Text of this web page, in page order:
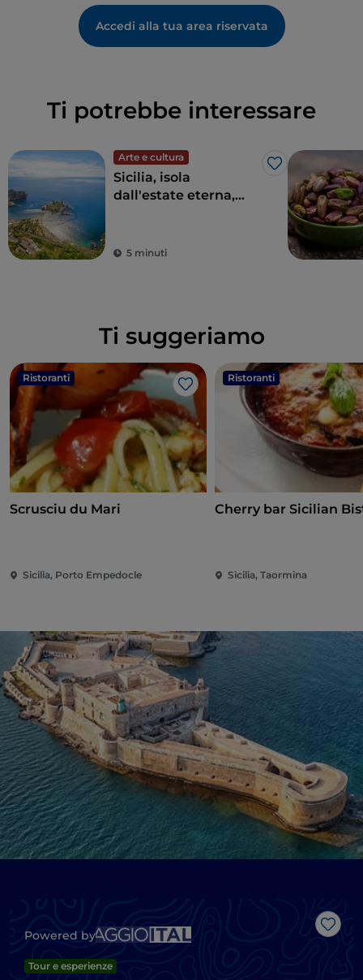
Accedi alla tua area riservata
Ti potrebbe interessare
Arte e cultura
Like
Sicilia, isola
dall'estate eterna,
5 minuti
Ti suggeriamo
Ristoranti
Like
Scrusciu du Mari
Sicilia, Porto Empedocle
Ristoranti
Cherry bar Sicilian
Sicilia, Taormina
Like
Powered by
Tour e esperienze